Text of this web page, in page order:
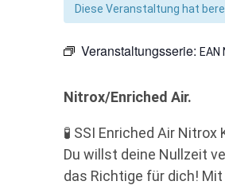
Diese Veranstaltung hat
Veranstaltungsserie: EAN
Nitrox/Enriched Air.
🧪 SSI Enriched Air
Du willst deine Nullzeit
das Richtige für dich!